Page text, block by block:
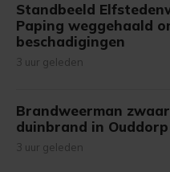
Standbeeld
Paping weggehaald
beschadigingen
3 uur geleden
Brandweerman
duinbrand in Ouddorp
3 uur geleden